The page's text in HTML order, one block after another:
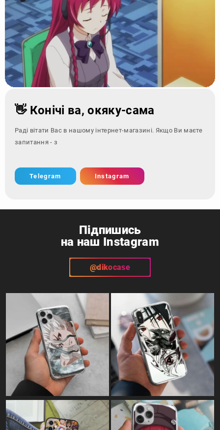
👋 Конічі ва, окяку-сама
Раді вітати Вас в нашому інтернет-магазині. Якщо Ви маєте
запитання - зверніться за к
Telegram Instagram
Підпишись
на наш Instagram
@dikocase